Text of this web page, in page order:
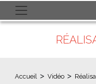
Accueil > Vidéo >